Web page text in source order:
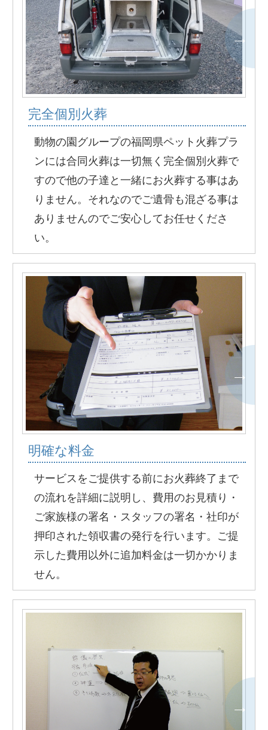
完全個別火葬
動物の園グループの福岡県ペット火葬プラ
ンには合同火葬は一切無く完全個別火葬で
すので他の子達と一緒にお火葬する事はあ
りません。それなのでご遺骨も混ざる事は
ありませんのでご安心してお任せくださ
い。
明確な料金
サービスをご提供する前にお火葬終了まで
の流れを詳細に説明し、費用のお見積り・
ご家族様の署名・スタッフの署名・社印が
押印された領収書の発行を行います。ご提
示した費用以外に追加料金は一切かかりま
せん。